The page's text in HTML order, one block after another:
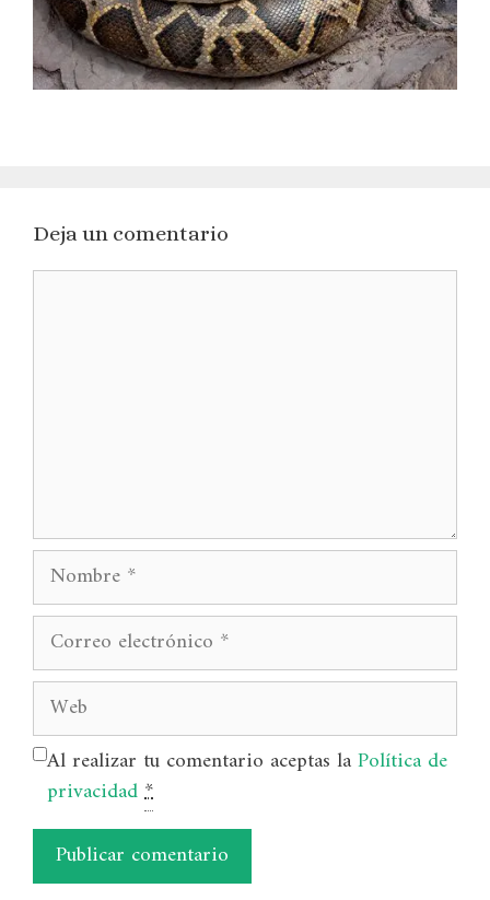
Deja un comentario
Nombre
Correo
electrónico
Web
Al realizar tu comentario aceptas laPolítica de
privacidad*